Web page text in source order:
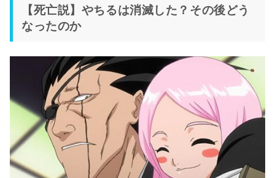
【死亡説】やちるは消滅した？その後どう
なったのか